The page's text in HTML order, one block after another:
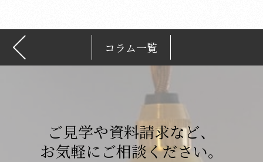
コラム一覧
ご見学や資料請求など、
お気軽にご相談ください。